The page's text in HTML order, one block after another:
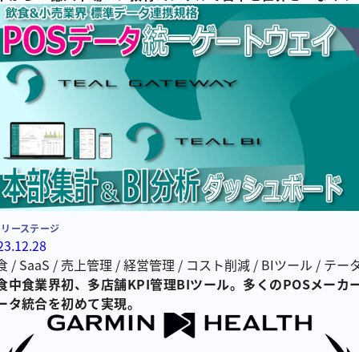
ツ/日本語/語学/外国人労働者/ グローバル人材/語学研修
研修/オンライン教育/オンライン研修事業 /在日外国人/
能実習制度/外国人技術者/ グローバル人材育成/英語学習
/グローバル人材育成サービス /教育サービス
ーステージ
/ SaaS / 売上管理 /経営管理 / コスト削減/ BIツール / テー
ティール組織 /経営力/データドリブン経営
中食業界初、多店舗KPI管理BIツール。多くのPOSメーカ
タ統合を初めて実現。